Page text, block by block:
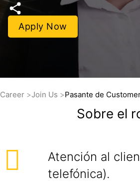
Apply Now
Career Join Us Pasante de
Sobre el
Atención al
telefónica).